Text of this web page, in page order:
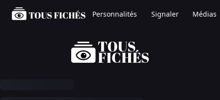
Personnalités Signaler Médias